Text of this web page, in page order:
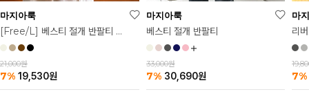
마지아룩
[Free/L] 베스티 절개 반팔티 2탄
21,000원
7% 19,530원
마지아룩
베스티 절개 반팔티
33,000원
7% 30,690원
마
리
7%